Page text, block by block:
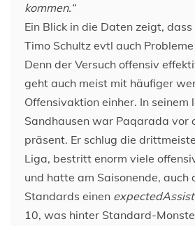
kommen.“
Ein Blick in die Daten zeigt,
Timo Schultz evtl auch
Denn der Versuch offensiv
geht auch meist mit häufiger
Offensivaktion einher. In seinem
Sandhausen war Paqarada vor
präsent. Er schlug die
Liga, bestritt enorm viele
und hatte am Saisonende, auch
Standards einen
10, was hinter Standard-